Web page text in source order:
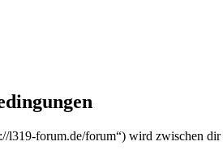
forum.de/forum“) wird zwischen